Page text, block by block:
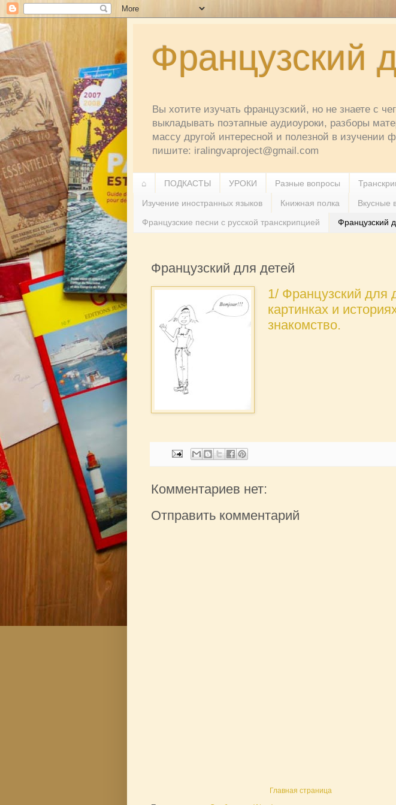
Французский
Вы хотите изучать французский, но не знаете с
выкладывать поэтапные аудиоуроки, разборы
массу другой интересной и полезной в
пишите: iralingvaproject@gmail.com
⌂ ПОДКАСТЫ УРОКИ Разные вопросы
Изучение иностранных языков Книжная полка Вкусные
Французские песни с русской транскрипцией Французский
Французский для детей
1/ Французский для
картинках и
знакомство.
Комментариев нет:
Отправить комментарий
Главная страница